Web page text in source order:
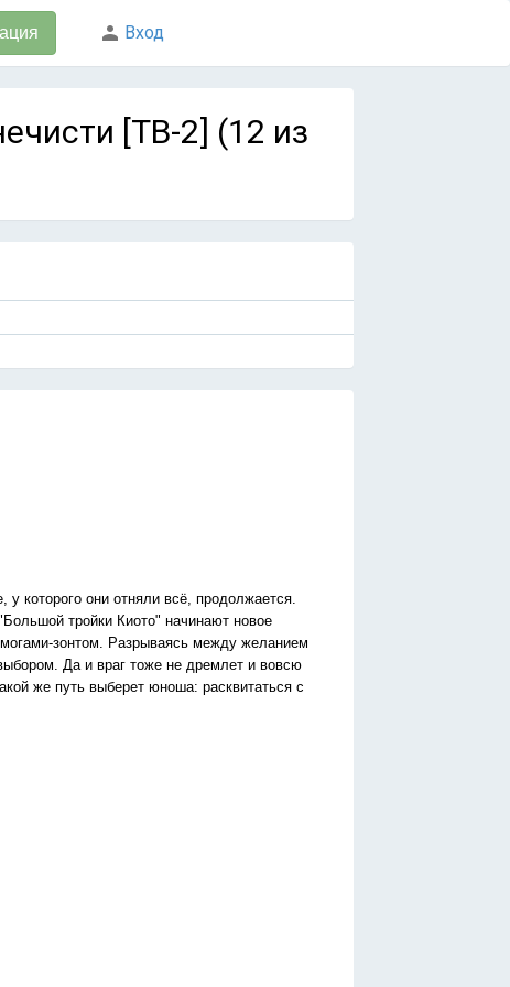
Вход
[ТВ-2] (12 из
которого они отняли всё, продолжается.
тройки Киото" начинают новое
зонтом. Разрываясь между желанием
Да и враг тоже не дремлет и вовсю
же путь выберет юноша: расквитаться с